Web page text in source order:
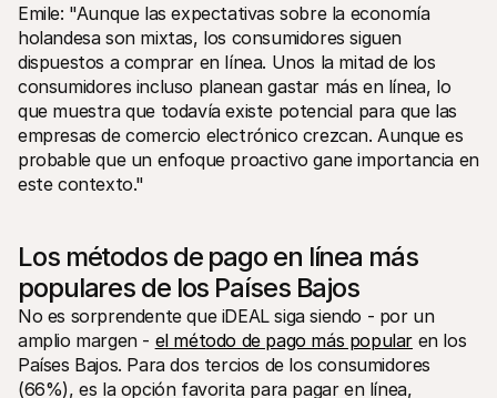
Emile: "Aunque las expectativas sobre la economía
holandesa son mixtas, los consumidores siguen
dispuestos a comprar en línea. Unos la mitad de los
consumidores incluso planean gastar más en línea, lo
que muestra que todavía existe potencial para que las
empresas de comercio electrónico crezcan. Aunque es
probable que un enfoque proactivo gane importancia en
este contexto."
Los métodos de pago en línea más
populares de los Países Bajos
No es sorprendente que iDEAL siga siendo - por un
amplio margen - el método de pago más popular en los
Países Bajos. Para dos tercios de los consumidores
(66%), es la opción favorita para pagar en línea,